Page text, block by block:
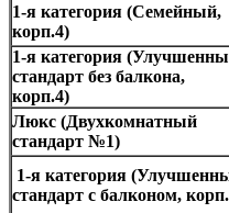
1-я категория (Семейный,
корп.4)
1-я категория
стандарт без балкона,
корп.4)
Люкс (Двухкомнатный
стандарт №1)
1-я категория
стандарт с балконом,